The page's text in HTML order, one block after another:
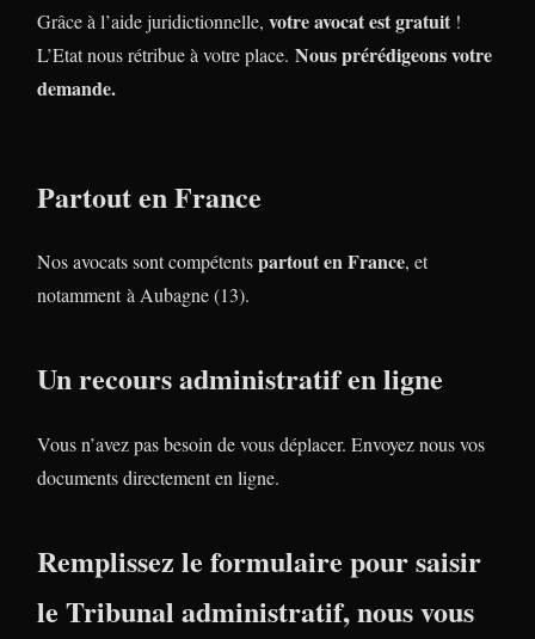
Grâce à l’aide juridictionnelle, votre avocat est gratuit !
L’Etat nous rétribue à votre place. Nous prérédigeons votre
demande.
Partout en France
Nos avocats sont compétentspartout en France, et
notamment à Aubagne (13).
Un recours administratif en ligne
Vous n’avez pas besoin de vous déplacer. Envoyez nous vos
documents directement en ligne.
Remplissez le formulaire pour saisir
le Tribunal administratif, nous vous